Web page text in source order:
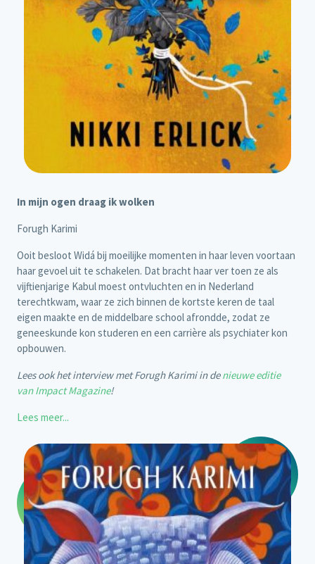
In mijn ogen draag ik wolken
Forugh Karimi
Ooit besloot Widá bij moeilijke momenten in haar leven voortaan
haar gevoel uit te schakelen. Dat bracht haar ver toen ze als
vijftienjarige Kabul moest ontvluchten en in Nederland
terechtkwam, waar ze zich binnen de kortste keren de taal
eigen maakte en de middelbare school afrondde, zodat ze
geneeskunde kon studeren en een carrière als psychiater kon
opbouwen.
Lees ook het interview met Forugh Karimi in denieuwe editie
van Impact Magazine!
Lees meer...